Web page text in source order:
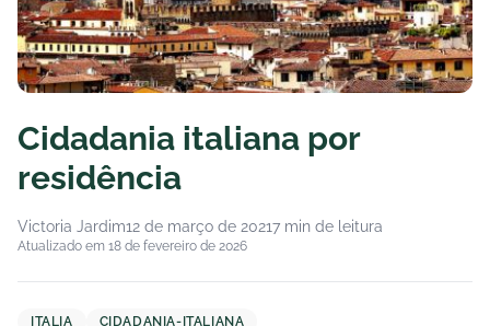
Cidadania italiana por
residência
Victoria Jardim12 de março de 20217 min de leitura
Atualizado em 18 de fevereiro de 2026
ITALIA CIDADANIA-ITALIANA